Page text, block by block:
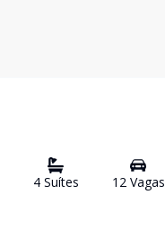
4Suítes 12Vagas